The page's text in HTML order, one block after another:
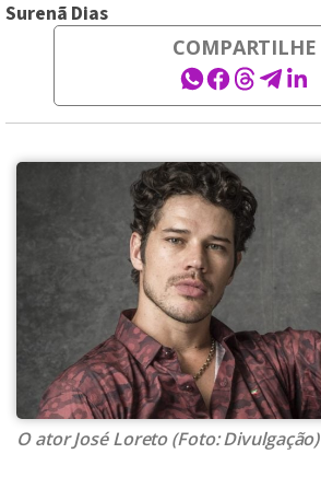
Surenã Dias
COMPARTILHE
O ator José Loreto (Foto: Divulgação)